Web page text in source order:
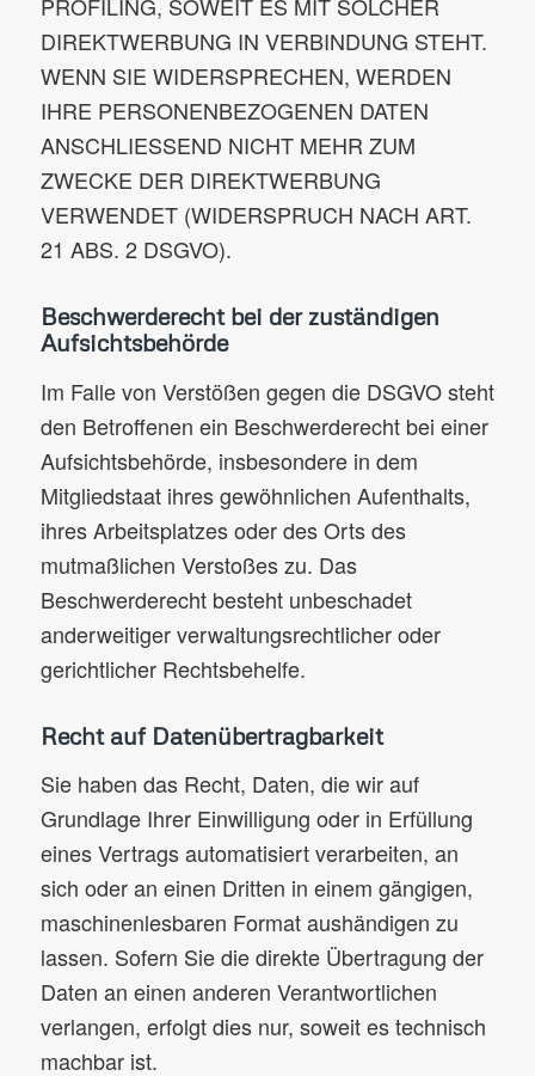
PROFILING, SOWEIT ES MIT SOLCHER
DIREKTWERBUNG IN VERBINDUNG STEHT.
WENN SIE WIDERSPRECHEN, WERDEN
IHRE PERSONENBEZOGENEN DATEN
ANSCHLIESSEND NICHT MEHR ZUM
ZWECKE DER DIREKTWERBUNG
VERWENDET (WIDERSPRUCH NACH ART.
21 ABS. 2 DSGVO).
Beschwerderecht bei der zuständigen
Aufsichtsbehörde
Im Falle von Verstößen gegen die DSGVO steht
den Betroffenen ein Beschwerderecht bei einer
Aufsichtsbehörde, insbesondere in dem
Mitgliedstaat ihres gewöhnlichen Aufenthalts,
ihres Arbeitsplatzes oder des Orts des
mutmaßlichen Verstoßes zu. Das
Beschwerderecht besteht unbeschadet
anderweitiger verwaltungsrechtlicher oder
gerichtlicher Rechtsbehelfe.
Recht auf Datenübertragbarkeit
Sie haben das Recht, Daten, die wir auf
Grundlage Ihrer Einwilligung oder in Erfüllung
eines Vertrags automatisiert verarbeiten, an
sich oder an einen Dritten in einem gängigen,
maschinenlesbaren Format aushändigen zu
lassen. Sofern Sie die direkte Übertragung der
Daten an einen anderen Verantwortlichen
verlangen, erfolgt dies nur, soweit es technisch
machbar ist.